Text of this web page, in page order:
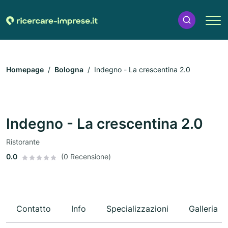
Homepage Bologna Indegno - La crescentina 2.0
Indegno - La crescentina 2.0
Ristorante
0.0
(0 Recensione)
Contatto Info Specializzazioni Galleria